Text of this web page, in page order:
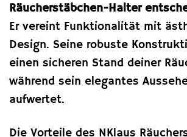
Räucherstäbchen-Halter
Er vereint Funktionalität mit
Design. Seine robuste
einen sicheren Stand deiner
während sein elegantes
aufwertet.
Die Vorteile des NKlaus